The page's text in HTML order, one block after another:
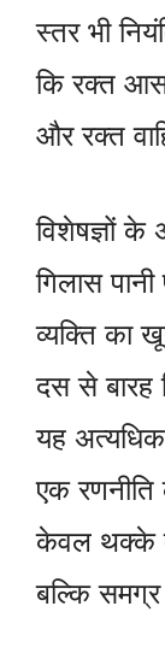
स्तर भी
कि रक्त
और रक्त
विशेषज्ञों
गिलास
व्यक्ति का
दस से बारह
यह
एक
केवल थक्के
बल्कि समग्र